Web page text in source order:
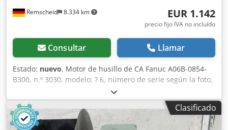
Remscheid 8.334 km EUR 1.142
precio fijo IVA no incluído
Consultar Llamar
Estado: nuevo, Motor de husillo de CA Fanuc A06B-0854-
B300, n.º 3030, modelo: ? 6, número de serie según la foto,
sin usar, 100 % funcional (falta la cubierta del ventilador).
El alcance del suministro se muestra en las fotos.
ATENCIÓN: ¡Solicite el coste del embalaje y el envío por
separado! Djdpfxoi D H N Do Afmsck
Clasificado